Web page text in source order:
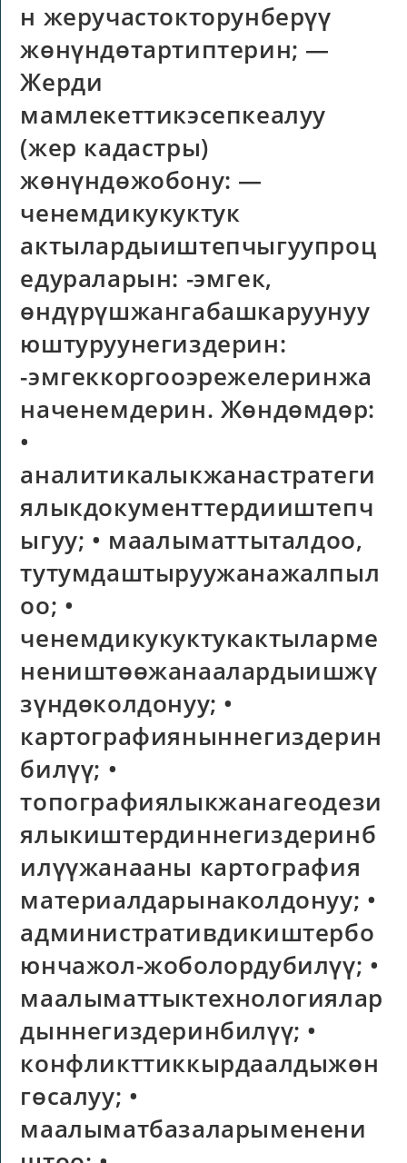
н жеручастокторунберүү
жөнүндөтартиптерин; —
Жерди
мамлекеттикэсепкеалуу
(жер кадастры)
жөнүндөжобону: —
ченемдикукуктук
актылардыиштепчыгуупроц
едураларын: -эмгек,
өндүрүшжангабашкаруунуу
юштуруунегиздерин:
-эмгеккоргооэрежелеринжа
наченемдерин. Жөндөмдөр:
•
аналитикалыкжанастратеги
ялыкдокументтердииштепч
ыгуу; • маалыматтыталдоо,
тутумдаштыруужанажалпыл
оо; •
ченемдикукуктукактыларме
неништөөжанаалардыишжү
зүндөколдонуу; •
картографияныннегиздерин
билүү; •
топографиялыкжанагеодези
ялыкиштердиннегиздеринб
илүүжанааны картография
материалдарынаколдонуу; •
административдикиштербо
юнчажол-жоболордубилүү; •
маалыматтыктехнологиялар
дыннегиздеринбилүү; •
конфликттиккырдаалдыжөн
гөсалуу; •
маалыматбазаларыменени